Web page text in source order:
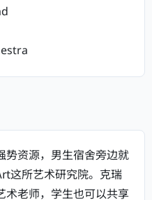
势资源，男生宿舍旁边就
这所艺术研究院。克瑞
术老师，学生也可以共享